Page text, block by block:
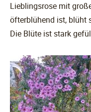
Lieblingsrose mit
öfterblühend ist, blüht
Die Blüte ist stark